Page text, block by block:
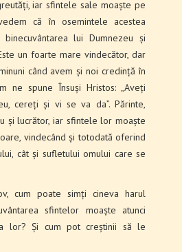
iar sfintele sale moaște pe
că în osemintele acestea
binecuvântarea lui Dumnezeu și
un foarte mare vindecător, dar
când avem și noi credință în
ne spune Însuși Hristos: „Aveți
cereți și vi se va da”. Părinte,
și lucrător, iar sfintele lor moaște
vindecând și totodată oferind
cât și sufletului omului care se
cum poate simți cineva harul
sfintelor moaște atunci
lor? Și cum pot creștinii să le